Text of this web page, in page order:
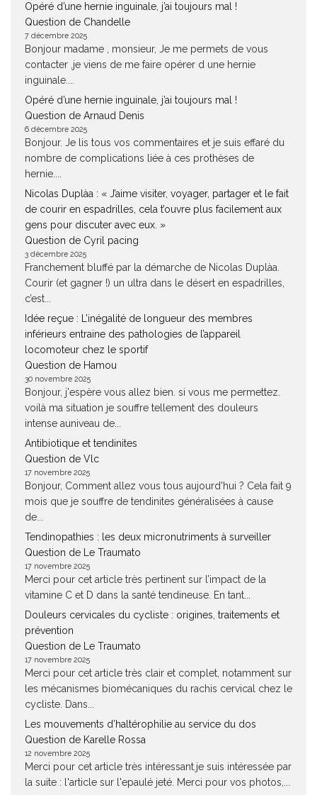
Opéré d’une hernie inguinale, j’ai toujours mal !
Question de Chandelle
7 décembre 2025
Bonjour madame , monsieur, Je me permets de vous
contacter ,je viens de me faire opérer d une hernie
inguinale....
Opéré d’une hernie inguinale, j’ai toujours mal !
Question de Arnaud Denis
6 décembre 2025
Bonjour. Je lis tous vos commentaires et je suis effaré du
nombre de complications liée à ces prothèses de
hernie....
Nicolas Duplàa : « J’aime visiter, voyager, partager et le fait
de courir en espadrilles, cela t’ouvre plus facilement aux
gens pour discuter avec eux. »
Question de Cyril pacing
3 décembre 2025
Franchement bluffé par la démarche de Nicolas Duplàa.
Courir (et gagner !) un ultra dans le désert en espadrilles,
c’est...
Idée reçue : L’inégalité de longueur des membres
inférieurs entraine des pathologies de l’appareil
locomoteur chez le sportif
Question de Hamou
30 novembre 2025
Bonjour, j'espère vous allez bien. si vous me permettez.
voilà ma situation je souffre tellement des douleurs
intense auniveau de...
Antibiotique et tendinites
Question de Vlc
17 novembre 2025
Bonjour, Comment allez vous tous aujourd'hui ? Cela fait 9
mois que je souffre de tendinites généralisées à cause
de...
Tendinopathies : les deux micronutriments à surveiller
Question de Le Traumato
17 novembre 2025
Merci pour cet article très pertinent sur l’impact de la
vitamine C et D dans la santé tendineuse. En tant...
Douleurs cervicales du cycliste : origines, traitements et
prévention
Question de Le Traumato
17 novembre 2025
Merci pour cet article très clair et complet, notamment sur
les mécanismes biomécaniques du rachis cervical chez le
cycliste. Dans...
Les mouvements d’haltérophilie au service du dos
Question de Karelle Rossa
12 novembre 2025
Merci pour cet article très intéressant.je suis intéressée par
la suite : l'article sur l'epaulé jeté. Merci pour vos photos,...